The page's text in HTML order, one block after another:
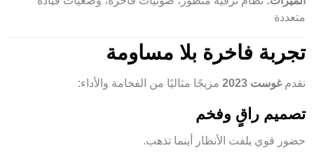
متعددة
تجربة فاخرة بلا مساومة
تقدمغوست 2023 مزيجًا مثاليًا من الفخامة والأداء:
تصميم راقٍ وفخم
حضور قوي يلفت الأنظار أينما تذهب.